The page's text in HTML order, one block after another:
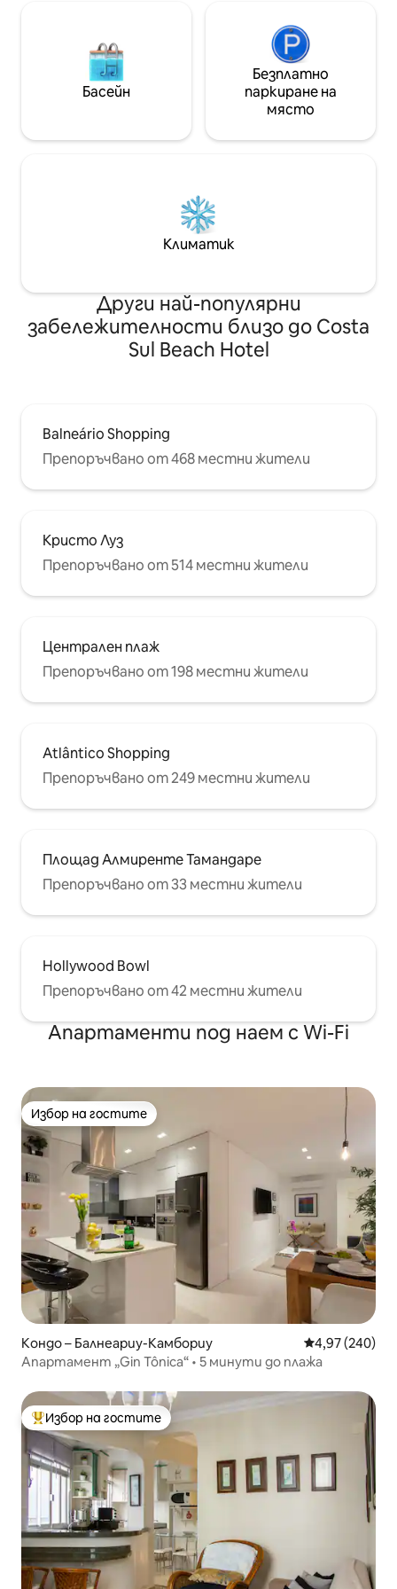
Басейн
Безплатно
паркиране на
място
Климатик
Други най-популярни
забележителности близо до Costa
Sul Beach Hotel
Balneário Shopping
Препоръчвано от 468 местни жители
Кристо Луз
Препоръчвано от 514 местни жители
Централен плаж
Препоръчвано от 198 местни жители
Atlântico Shopping
Препоръчвано от 249 местни жители
Площад Алмиренте Тамандаре
Препоръчвано от 33 местни жители
Hollywood Bowl
Препоръчвано от 42 местни жители
Апартаменти под наем с Wi-Fi
Избор на гостите
Избор на гостите
Кондо – Балнеариу-Камбориу Средна
4,97 (240)
Апартамент „Gin Tônica“ • 5 минути до плажа
Най-популярен избор на гостите
Избор на гостите